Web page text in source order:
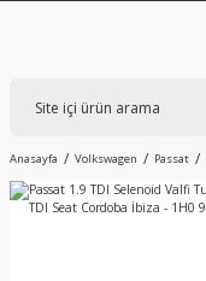
Anasayfa Volkswagen Passat